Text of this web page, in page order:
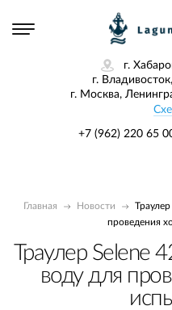
г.
г.
г. Москва,
+7 (962) 220 65
Главная Новости
проведения
Траулер Selene
воду для